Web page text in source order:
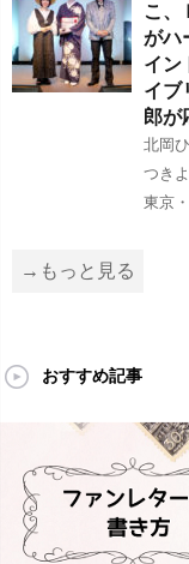
こ、
がハ
イン
イブ
郎が
北岡
つき
東京・
→もっと見る
おすすめ記事